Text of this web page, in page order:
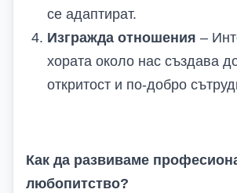
се адаптират.
Изгражда отношения –
хората около нас създава
откритост и по-добро
Как да развиваме
любопитство?